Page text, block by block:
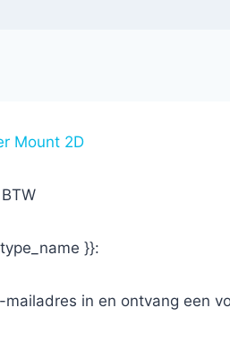
Mount 2D
}}:
in en ontvang een